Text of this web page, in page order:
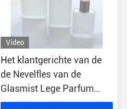
Video
Het klantgerichte van de
de Nevelfles van de
Glasmist Lege Parfum
30ml 50ml 100ml